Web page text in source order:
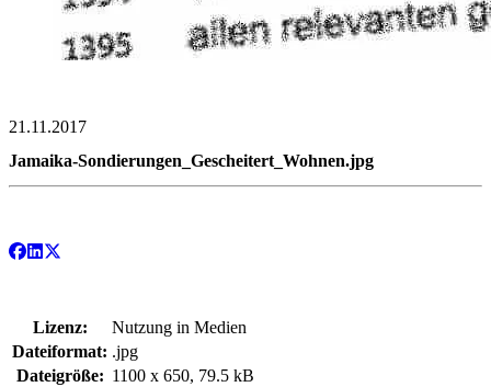
21.11.2017
Jamaika-Sondierungen_Gescheitert_Wohnen.jpg
Lizenz:
Nutzung in Medien
Dateiformat: .jpg
Dateigröße: 1100 x 650, 79.5 kB